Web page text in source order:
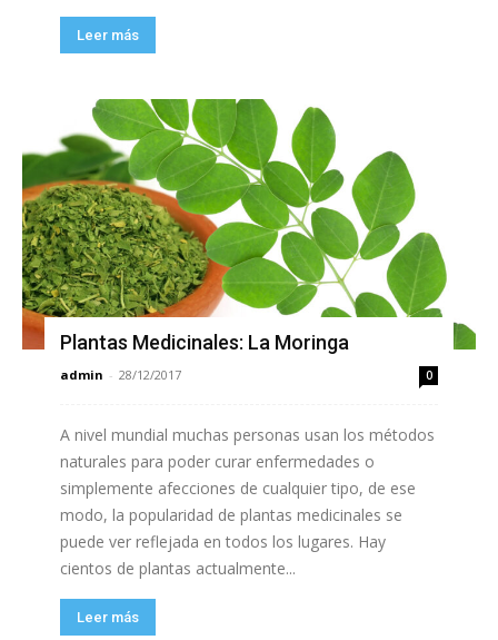
Leer más
Plantas Medicinales: La Moringa
admin - 28/12/2017 0
A nivel mundial muchas personas usan los métodos
naturales para poder curar enfermedades o
simplemente afecciones de cualquier tipo, de ese
modo, la popularidad de plantas medicinales se
puede ver reflejada en todos los lugares. Hay
cientos de plantas actualmente...
Leer más